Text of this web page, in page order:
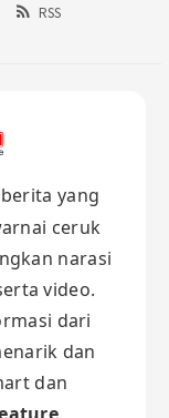
RSS
yang
ceruk
narasi
video.
dari
dan
dan